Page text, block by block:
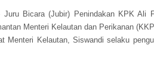
Juru Bicara (Jubir) Penindakan KPK Ali
Menteri Kelautan dan Perikanan
Menteri Kelautan, Siswandi selaku